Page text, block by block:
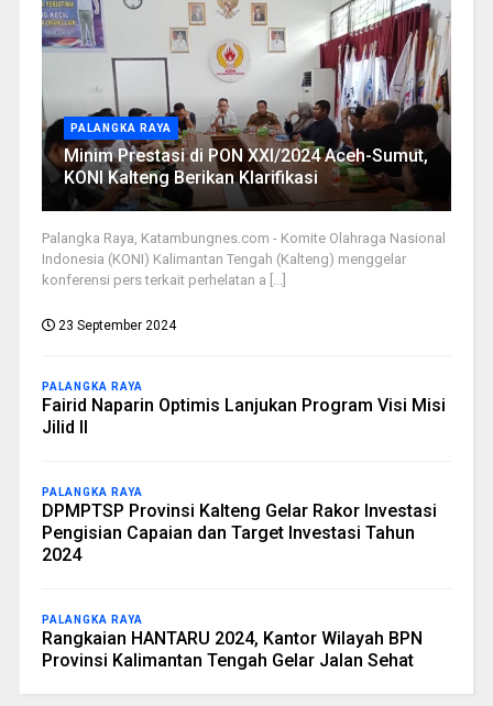
PALANGKA RAYA
Minim Prestasi di PON XXI/2024 Aceh-Sumut,
KONI Kalteng Berikan Klarifikasi
Palangka Raya, Katambungnes.com - Komite Olahraga Nasional
Indonesia (KONI) Kalimantan Tengah (Kalteng) menggelar
konferensi pers terkait perhelatan a [...]
23 September 2024
PALANGKA RAYA
Fairid Naparin Optimis Lanjukan Program Visi Misi
Jilid II
PALANGKA RAYA
DPMPTSP Provinsi Kalteng Gelar Rakor Investasi
Pengisian Capaian dan Target Investasi Tahun
2024
PALANGKA RAYA
Rangkaian HANTARU 2024, Kantor Wilayah BPN
Provinsi Kalimantan Tengah Gelar Jalan Sehat